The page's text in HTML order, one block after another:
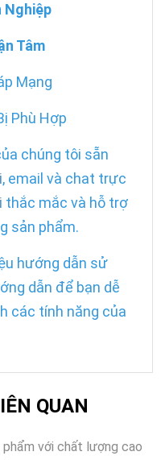
Nghiệp
Tâm
Mạng
Phù Hợp
chúng tôi sẵn
email và chat trực
thắc mắc và hỗ trợ
sản phẩm.
hướng dẫn sử
dẫn để bạn dễ
các tính năng của
QUAN
phẩm với chất lượng cao